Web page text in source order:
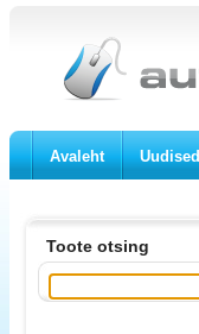
Avaleht Uudised
Toote otsing